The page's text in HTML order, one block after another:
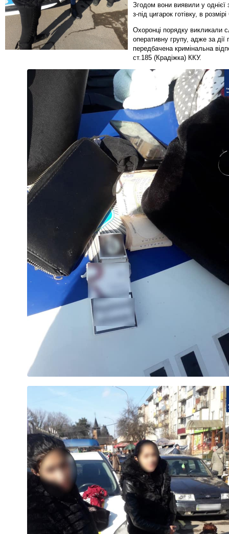
Згодом вони виявили у однієї
з-під цигарок готівку, в
Охоронці порядку викликали
оперативну групу, адже за дії
передбачена кримінальна
ст.185 (Крадіжка) ККУ.